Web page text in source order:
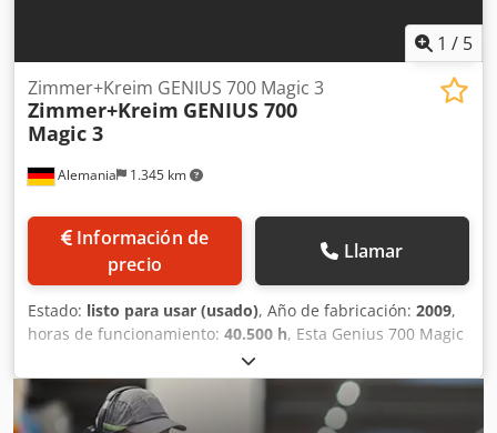
1 / 5
Alemania 1.345 km
Zimmer+Kreim GENIUS 700 Magic 3
Zimmer+Kreim GENIUS 700
Magic 3
Información de
precio
Llamar
Estado: listo para usar (usado), Año de fabricación: 2009,
horas de funcionamiento: 40.500 h, Esta Genius 700 Magic
3 de 3 ejes de Zimmer+Kreim se fabricó en 2009. Cuenta
con una mesa con ranuras en T, unas dimensiones de 575
x 500 mm y un cambiador de electrodos de 24 posiciones.
La máquina puede manejar un peso máximo de pieza de